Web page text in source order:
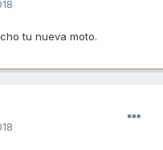
tu nueva moto.